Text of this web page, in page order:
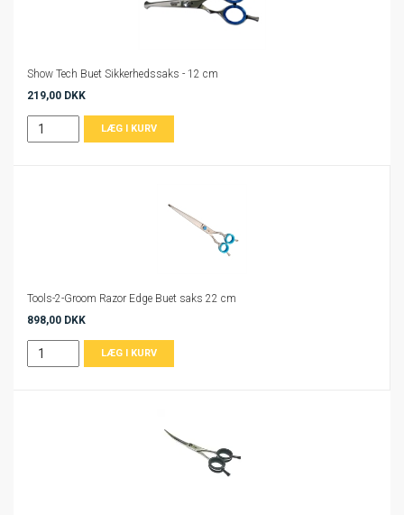
Show Tech Buet Sikkerhedssaks - 12 cm
219,00 DKK
Tools-2-Groom Razor Edge Buet saks 22 cm
898,00 DKK